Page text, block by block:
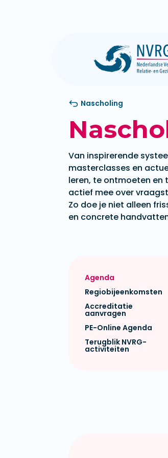
Nascholing
Van inspirerende
masterclasses en
leren, te ontmoeten en
actief mee over
Zo doe je niet alleen
en concrete
Agenda
Regiobijeenkomsten
Accreditatie
aanvragen
PE-Online Agenda
Terugblik NVRG-
activiteiten